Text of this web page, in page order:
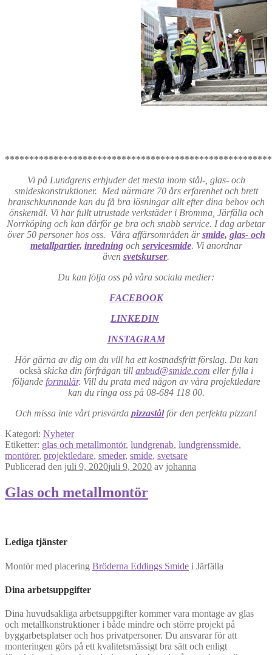
Vi på Lundgrens erbjuder det mesta inom stål-, glas- och
smideskonstruktioner. Med närmare 70 års erfarenhet och brett
branschkunnande kan du få bra lösningar allt efter dina behov och
önskemål. Vi har fullt utrustade verkstäder i Bromma, Järfälla och
Norrköping och kan därför ge bra och snabb service. I dag arbetar
över 50 personer hos oss. Våra affärsområden ärsmide, glas- och
metallpartier, inredningoch servicesmide. Vi anordnar
även svetskurser.
Du kan följa oss på våra sociala medier:
FACEBOOK
LINKEDIN
INSTAGRAM
Hör gärna av dig om du vill ha ett kostnadsfritt förslag. Du kan
också skicka din förfrågan till anbud@smide.com eller fylla i
följande formulär. Vill du prata med någon av våra projektledare
kan du ringa oss på 08-684 118 00.
Och missa inte vårt prisvärda pizzastål för den perfekta pizzan!
Kategori: Nyheter
Etiketter: glas och metallmontör, lundgrenab, lundgrenssmide,
montörer, projektledare, smeder, smide, svetsare
Publicerad den juli 9, 2020juli 9, 2020 av johanna
Glas och metallmontör
Lediga tjänster
Montörmed placering Bröderna Eddings Smide i Järfälla
Dina arbetsuppgifter
Dina huvudsakliga arbetsuppgifter kommer vara montage av glas
och metallkonstruktioner i både mindre och större projekt på
byggarbetsplatser och hos privatpersoner. Du ansvarar för att
monteringen görs på ett kvalitetsmässigt bra sätt och enligt